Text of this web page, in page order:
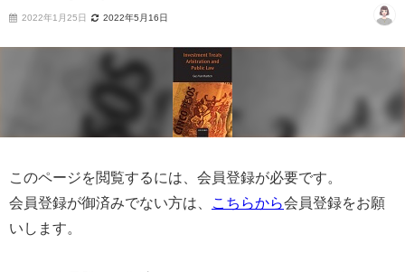
2022年1月25日 2022年5月16日
このページを閲覧するには、会員登録が必要です。
会員登録が御済みでない方は、
こちらから会員登録をお願
いします。